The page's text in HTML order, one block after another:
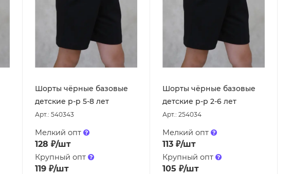
Шорты чёрные базовые
детские р-р 5-8 лет
Арт.: 540343
Мелкий опт
128 ₽/шт
Крупный опт
119₽/шт
Шорты чёрные базовые
детские р-р 2-6 лет
Арт.: 254034
Мелкий опт
113₽/шт
Крупный опт
105 ₽/шт